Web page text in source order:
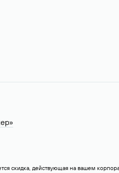
скидка, действующая на вашем